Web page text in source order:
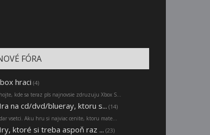
FÓRA
hraci (4)
kde sa teraz pls najnovsie zdruzuju Xbox S...
na cd/dvd/blueray, ktoru s... (14)
vsetci. Aku hru si najviac cenite, ktoru mate...
ktoré si treba aspoň raz ... (23)